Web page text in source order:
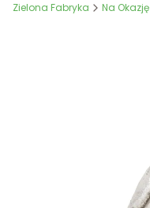
Zielona Fabryka Na Okazję